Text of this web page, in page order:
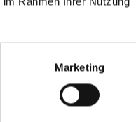
Marketing